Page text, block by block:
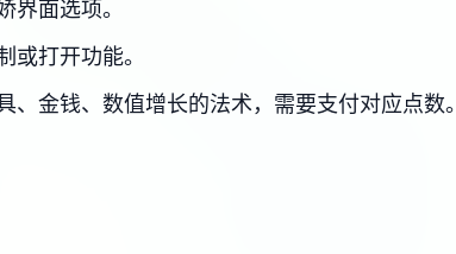
界面选项。
或打开功能。
金钱、数值增长的法术，需要支付对应点数。